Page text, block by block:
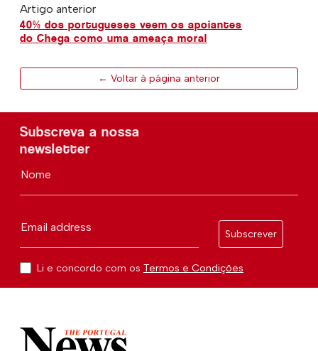
Artigo anterior
40% dos portugueses veem os apoiantes
do Chega como uma ameaça moral
← Voltar à página anterior
Subscreva a nossa
newsletter
Nome
Email address
Subscrever
Li e concordo com os Termos e Condições